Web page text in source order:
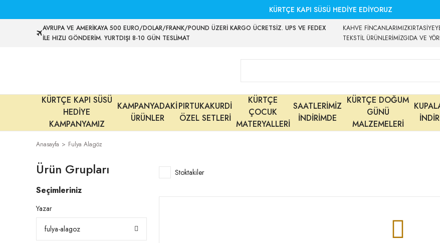
KÜRTÇE KAPI SÜSÜ HEDİYE EDİYORUZ
AVRUPA VE AMERİKAYA 500 EURO/DOLAR/FRANK/POUND ÜZERİ KARGO ÜCRETSİZ. UPS VE FEDEX
İLE HIZLI GÖNDERİM. YURTDIŞI 8-10 GÜN TESLİMAT
KAHVE FİNCANLARIMIZKIRTASİYE
TEKSTİL ÜRÜNLERİMİZGIDA VE
KÜRTÇE KAPI SÜSÜ
HEDİYE
KAMPANYAMIZ
KAMPANYADAKİ
ÜRÜNLER
PIRTUKAKURDİ
ÖZEL SETLERİ
KÜRTÇE
ÇOCUK
MATERYALLERİ
SAATLERİMİZ
İNDİRİMDE
KÜRTÇE DOĞUM
GÜNÜ
MALZEMELERİ
Anasayfa Fulya Alagöz
Ürün Grupları
Seçimleriniz
Yazar
fulya-alagoz
Stoktakiler